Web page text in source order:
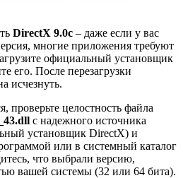
DirectX 9.0c – даже если у вас
многие приложения требуют
официальный установщик
его. После перезагрузки
исчезнуть.
проверьте целостность файла
с надежного источника
установщик DirectX) и
или в системный каталог
что выбрали версию,
вашей системы (32 или 64 бита).